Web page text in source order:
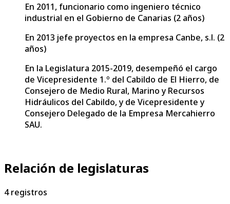
En 2011, funcionario como ingeniero técnico
industrial en el Gobierno de Canarias (2 años)
En 2013 jefe proyectos en la empresa Canbe, s.l. (2
años)
En la Legislatura 2015-2019, desempeñó el cargo
de Vicepresidente 1.º del Cabildo de El Hierro, de
Consejero de Medio Rural, Marino y Recursos
Hidráulicos del Cabildo, y de Vicepresidente y
Consejero Delegado de la Empresa Mercahierro
SAU.
Relación de legislaturas
4 registros